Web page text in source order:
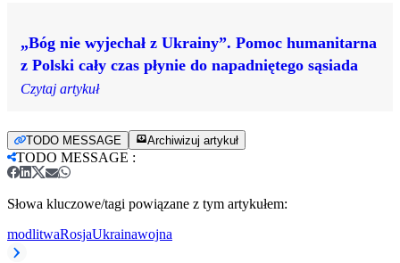
„Bóg nie wyjechał z Ukrainy”. Pomoc humanitarna
z Polski cały czas płynie do napadniętego sąsiada
Czytaj artykuł
TODO MESSAGE Archiwizuj artykuł
TODO MESSAGE :
Słowa kluczowe/tagi powiązane z tym artykułem:
modlitwaRosjaUkrainawojna